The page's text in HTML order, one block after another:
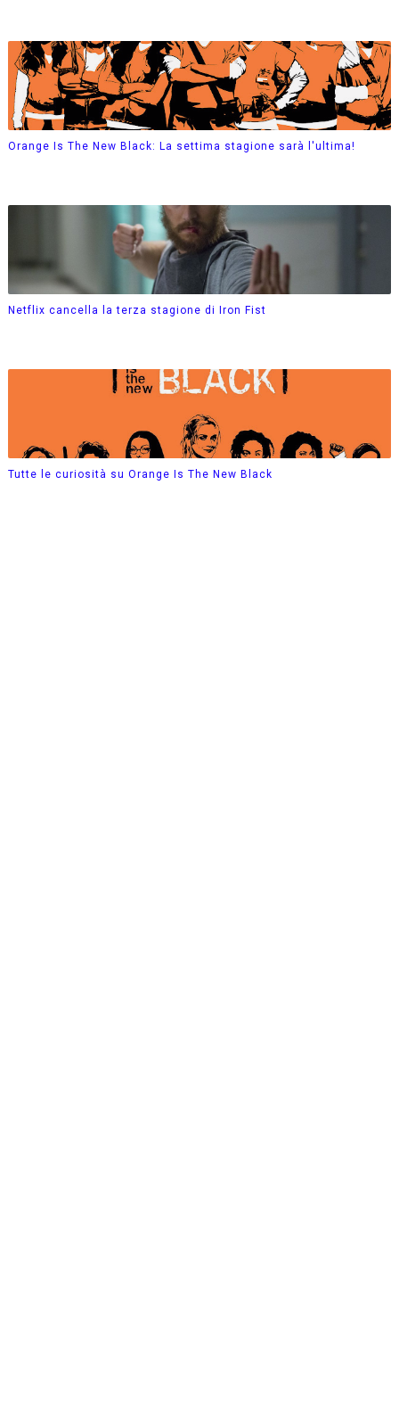
Orange Is The New Black: La settima stagione sarà l'ultima!
Netflix cancella la terza stagione di Iron Fist
Tutte le curiosità su Orange Is The New Black